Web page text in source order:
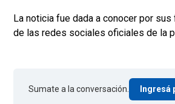
La noticia fue dada a conocer por
de las redes sociales oficiales de la
Sumate a la conversación. Ingresá